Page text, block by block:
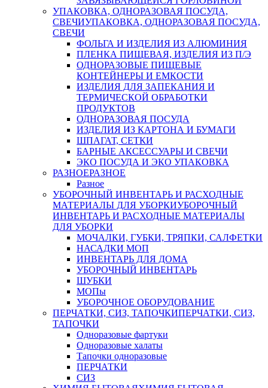
УПАКОВКА, ОДНОРАЗОВАЯ ПОСУДА,
СВЕЧИУПАКОВКА, ОДНОРАЗОВАЯ ПОСУДА,
СВЕЧИ
ФОЛЬГА И ИЗДЕЛИЯ ИЗ АЛЮМИНИЯ
ПЛЕНКА ПИЩЕВАЯ, ИЗДЕЛИЯ ИЗ П/Э
ОДНОРАЗОВЫЕ ПИЩЕВЫЕ
КОНТЕЙНЕРЫ И ЕМКОСТИ
ИЗДЕЛИЯ ДЛЯ ЗАПЕКАНИЯ И
ТЕРМИЧЕСКОЙ ОБРАБОТКИ
ПРОДУКТОВ
ОДНОРАЗОВАЯ ПОСУДА
ИЗДЕЛИЯ ИЗ КАРТОНА И БУМАГИ
ШПАГАТ, СЕТКИ
БАРНЫЕ АКСЕССУАРЫ И СВЕЧИ
ЭКО ПОСУДА И ЭКО УПАКОВКА
РАЗНОЕРАЗНОЕ
Разное
УБОРОЧНЫЙ ИНВЕНТАРЬ И РАСХОДНЫЕ
МАТЕРИАЛЫ ДЛЯ УБОРКИУБОРОЧНЫЙ
ИНВЕНТАРЬ И РАСХОДНЫЕ МАТЕРИАЛЫ
ДЛЯ УБОРКИ
МОЧАЛКИ, ГУБКИ, ТРЯПКИ, САЛФЕТКИ
НАСАДКИ МОП
ИНВЕНТАРЬ ДЛЯ ДОМА
УБОРОЧНЫЙ ИНВЕНТАРЬ
ШУБКИ
МОПы
УБОРОЧНОЕ ОБОРУДОВАНИЕ
ПЕРЧАТКИ, СИЗ, ТАПОЧКИПЕРЧАТКИ, СИЗ,
ТАПОЧКИ
Одноразовые фартуки
Одноразовые халаты
Тапочки одноразовые
ПЕРЧАТКИ
СИЗ